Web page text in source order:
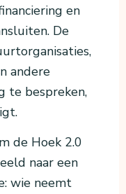
en
De
andere
te bespreken,
de Hoek 2.0
naar een
wie neemt